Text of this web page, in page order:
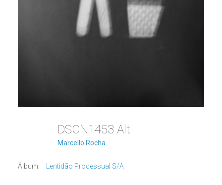
DSCN1453 Alt
Marcello Rocha
Álbum: Lentidão Processual S/A